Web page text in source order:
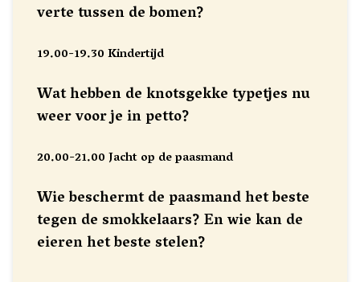
verte tussen de bomen?
19.00-19.30 Kindertijd
Wat hebben de knotsgekke typetjes nu
weer voor je in petto?
20.00-21.00 Jacht op de paasmand
Wie beschermt de paasmand het beste
tegen de smokkelaars? En wie kan de
eieren het beste stelen?